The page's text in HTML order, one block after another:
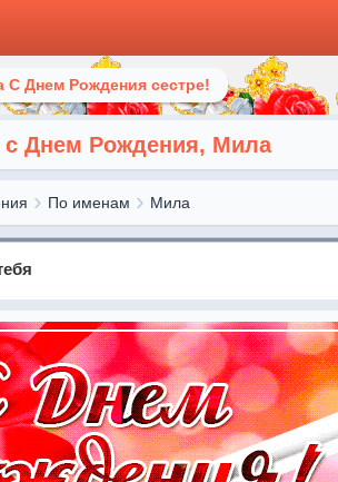
С Днем Рождения сестре!
с Днем Рождения, Мила
По именам Мила